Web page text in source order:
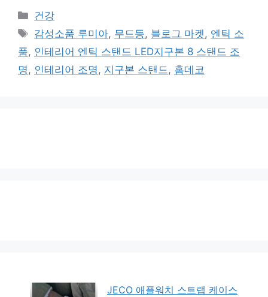
카
테
고
리
건강
태
그
감성소품 루미아, 무드등, 블로그 마켓 , 엔틱 소
품, 인테리어 엔틱 스탠드 LED지구본 8 스탠드 조
명 , 인테리어 조명 , 지구본 스탠드 , 홈데코
JECO 애플워치 스트랩 케이스